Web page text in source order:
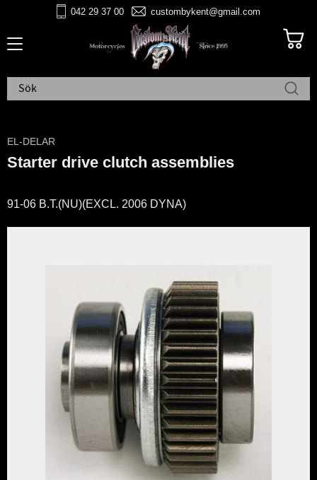
042 29 37 00 custombykent@gmail.com
EL-DELAR
Starter drive clutch assemblies
91-06 B.T.(NU)(EXCL. 2006 DYNA)